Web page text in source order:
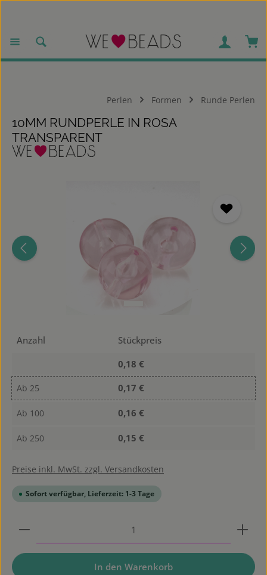
Perlen Formen Runde Perlen
10MM RUNDPERLE IN ROSA
TRANSPARENT
Anzahl
Stückpreis
0,18 €
Ab 25 0,17 €
Ab 100 0,16 €
Ab 250 0,15 €
Preise inkl. MwSt. zzgl. Versandkosten
Sofort verfügbar, Lieferzeit: 1-3 Tage
Produkt Anzahl: Gib den gewünschten Wert ein
In den Warenkorb